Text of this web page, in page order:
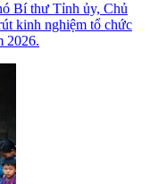
Bí thư Tỉnh ủy, Chủ
kinh nghiệm tổ chức
2026.